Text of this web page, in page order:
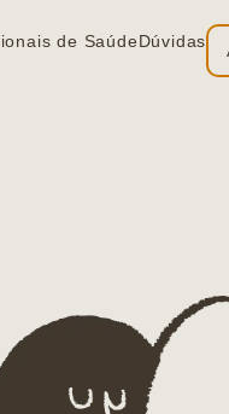
de SaúdeDúvidas